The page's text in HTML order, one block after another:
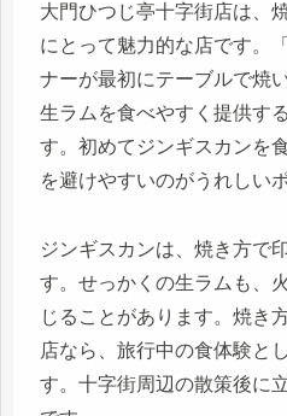
大門ひつじ亭十字街店は、
にとって魅力的な店です。
ナーが最初にテーブルで焼
生ラムを食べやすく提供す
す。初めてジンギスカンを
を避けやすいのがうれしい
ジンギスカンは、焼き方で
す。せっかくの生ラムも、
じることがあります。焼き
店なら、旅行中の食体験と
す。十字街周辺の散策後に